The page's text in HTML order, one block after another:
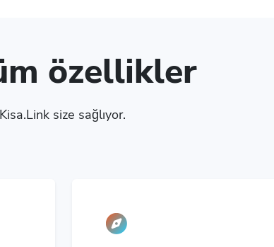
özellikler
size sağlıyor.